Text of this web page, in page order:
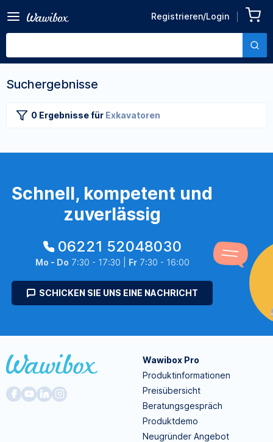
Registrieren/Login
Suchergebnisse
0 Ergebnisse für Exkavatoren
Schnell, kompetent und
zuverlässig
06221 52048030
Mo - Do 7:30 - 17:30 | Fr7:30 - 16:00
SCHICKEN SIE UNS EINE NACHRICHT
Wawibox Pro
Produktinformationen
Preisübersicht
Beratungsgespräch
Produktdemo
Neugründer Angebot